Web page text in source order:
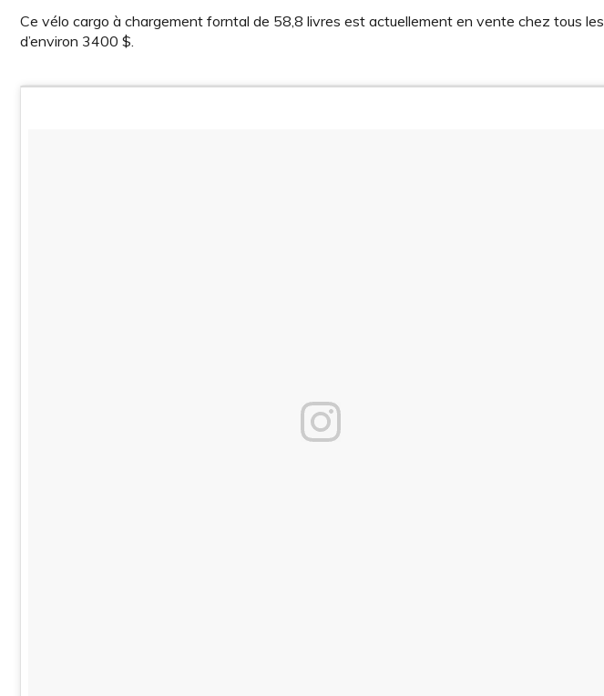
Ce vélo cargo à chargement forntal de 58,8 livres est actuellement en vente chez tous les
d’environ 3400 $.